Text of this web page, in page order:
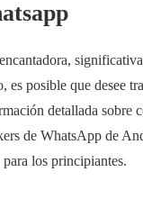
posible que desee
detallada sobre
de WhatsApp de
para los principiantes.